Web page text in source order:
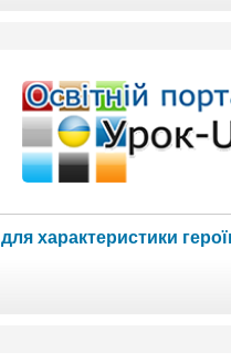
характеристики